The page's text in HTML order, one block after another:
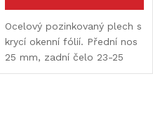
Ocelový pozinkovaný plech s
krycí okenní fólií. Přední nos
25 mm, zadní čelo 23-25
mm s otvory. Fólie zajišťuje